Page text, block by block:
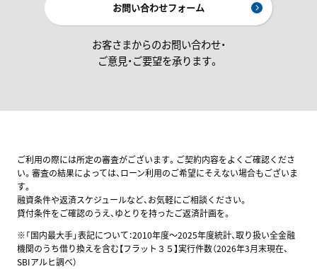
お問い合わせフォーム
お客さまからのお問い合わせ・
ご意見・ご要望を承ります。
ご利用の際には所定の審査がございます。ご契約内容をよくご確認くださ
い。審査の結果によっては、ローン利用のご希望にそえない場合もございま
す。
融資条件や返済スケジュールなど、お気軽にご相談ください。
貸付条件をご確認のうえ、ゆとりを持ったご返済計画を。
※「国内最大手」表記について：2010年度～2025年度統計、取り扱い全金融
機関のうち借り換えを含む【フラット３５】実行件数（2026年3月末現在、
SBIアルヒ調べ）